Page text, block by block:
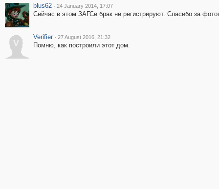
blus62 · 24 January 2014, 17:07
Cейчас в этом ЗАГСе брак не регистрируют. Спасибо за
V
Verifier · 27 August 2016, 21:32
Помню, как построили этот дом.